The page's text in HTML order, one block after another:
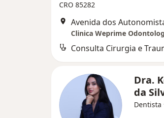
CRO 85282
Avenida dos
Clinica Weprime
Dra.
da
Dentista